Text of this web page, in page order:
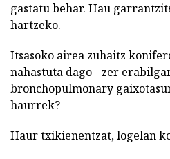
gastatu behar. Hau
hartzeko.
Itsasoko airea zuhaitz
nahastuta dago - zer
bronchopulmonary
haurrek?
Haur txikienentzat, logelan